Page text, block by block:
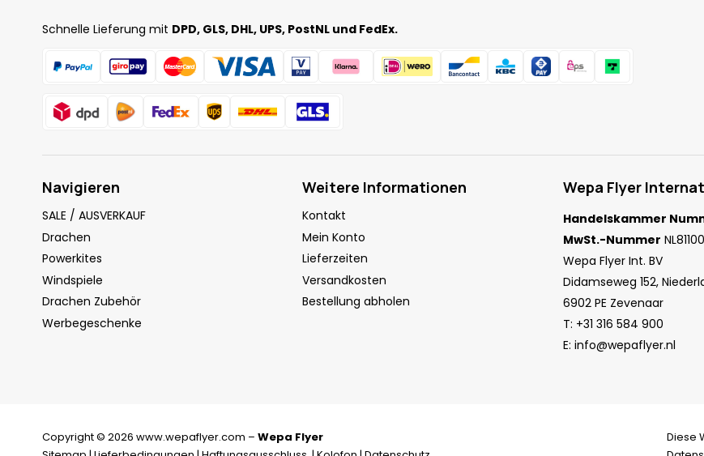
Schnelle Lieferung mit DPD, GLS, DHL, UPS, PostNL und FedEx.
Navigieren
SALE / AUSVERKAUF
Drachen
Powerkites
Windspiele
Drachen Zubehör
Werbegeschenke
Weitere Informationen
Kontakt
Mein Konto
Lieferzeiten
Versandkosten
Bestellung abholen
Wepa Flyer
Handelskammer
MwSt.-Nummer
Wepa Flyer Int. BV
Didamseweg 152,
6902 PE Zevenaar
T: +31 316 584 900
E: info@wepaflyer.nl
Copyright © 2026 www.wepaflyer.com – Wepa Flyer
Diese